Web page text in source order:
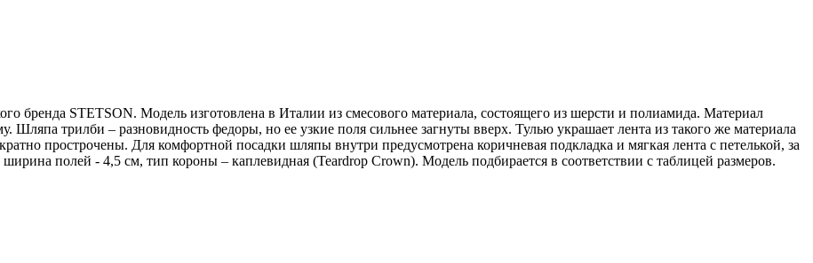
бренда STETSON. Модель изготовлена в Италии из смесового материала, состоящего из шерсти и полиамида. Материал
Шляпа трилби – разновидность федоры, но ее узкие поля сильнее загнуты вверх. Тулью украшает лента из такого же материала
прострочены. Для комфортной посадки шляпы внутри предусмотрена коричневая подкладка и мягкая лента с петелькой, за
полей - 4,5 см, тип короны – каплевидная (Teardrop Crown). Модель подбирается в соответствии с таблицей размеров.